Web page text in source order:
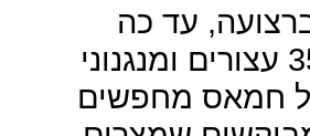
ברצועה, עד כה
נעצרו כ-350 עצורים ומנגנוני
חמאס מחפשים